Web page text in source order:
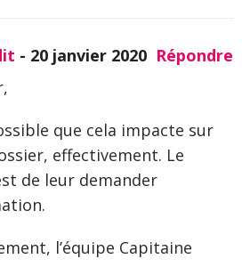
- 20 janvier 2020 Répondre
que cela impacte sur
effectivement. Le
de leur demander
l’équipe Capitaine